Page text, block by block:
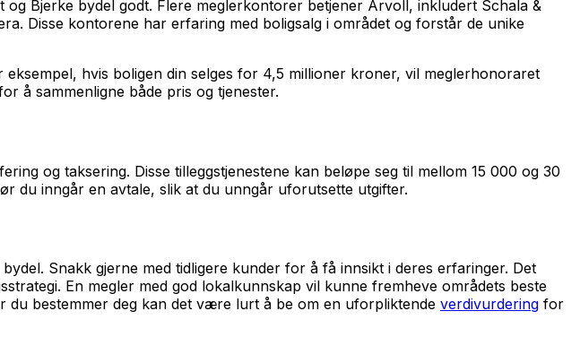
Bjerke bydel godt. Flere meglerkontorer betjener Årvoll, inkludert Schala &
Disse kontorene har erfaring med boligsalg i området og forstår de unike
eksempel, hvis boligen din selges for 4,5 millioner kroner, vil meglerhonoraret
å sammenligne både pris og tjenester.
og taksering. Disse tilleggstjenestene kan beløpe seg til mellom 15 000 og 30
du inngår en avtale, slik at du unngår uforutsette utgifter.
Snakk gjerne med tidligere kunder for å få innsikt i deres erfaringer. Det
En megler med god lokalkunnskap vil kunne fremheve områdets beste
bestemmer deg kan det være lurt å be om en uforpliktende verdivurdering for